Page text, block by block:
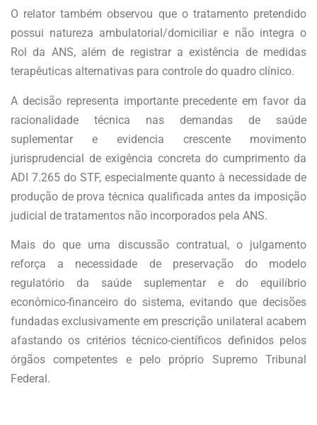
O relator também observou que o tratamento pretendido
possui natureza ambulatorial/domiciliar e não integra o
Rol da ANS, além de registrar a existência de medidas
terapêuticas alternativas para controle do quadro clínico.
A decisão representa importante precedente em favor da
racionalidade técnica nas demandas de saúde
suplementar e evidencia crescente movimento
jurisprudencial de exigência concreta do cumprimento da
ADI 7.265 do STF, especialmente quanto à necessidade de
produção de prova técnica qualificada antes da imposição
judicial de tratamentos não incorporados pela ANS.
Mais do que uma discussão contratual, o julgamento
reforça a necessidade de preservação do modelo
regulatório da saúde suplementar e do equilíbrio
econômico-financeiro do sistema, evitando que decisões
fundadas exclusivamente em prescrição unilateral acabem
afastando os critérios técnico-científicos definidos pelos
órgãos competentes e pelo próprio Supremo Tribunal
Federal.